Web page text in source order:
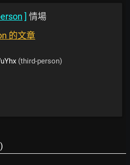
] 情場
的文章
(third-person)